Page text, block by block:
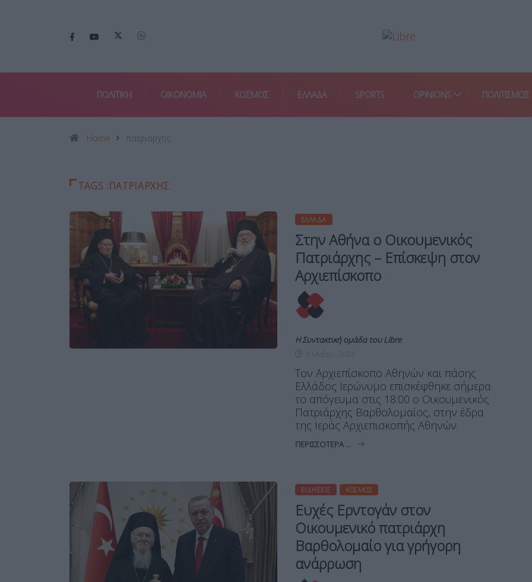
ΠΟΛΙΤΙΚΗ ΟΙΚΟΝΟΜΙΑ ΚΟΣΜΟΣ ΕΛΛΑΔΑ SPORTS OPINIONS ΠΟΛΙΤΙΣΜΟΣ
Home πατριαρχης
TAGS :ΠΑΤΡΙΑΡΧΗΣ
ΕΛΛΆΔΑ
Στην Αθήνα ο Οικουμενικός
Πατριάρχης – Επίσκεψη στον
Αρχιεπίσκοπο
Η Συντακτική ομάδα του Libre
Τον Αρχιεπίσκοπο Αθηνών και πάσης
Ελλάδος Ιερώνυμο επισκέφθηκε σήμερα
το απόγευμα στις 18.00 ο Οικουμενικός
Πατριάρχης Βαρθολομαίος, στην έδρα
της Ιεράς Αρχιεπισκοπής Αθηνών.
ΠΕΡΙΣΣΌΤΕΡΑ ...
ΕΙΔΉΣΕΙΣ ΚΌΣΜΟΣ
Ευχές Ερντογάν στον
Οικουμενικό πατριάρχη
Βαρθολομαίο για γρήγορη
ανάρρωση